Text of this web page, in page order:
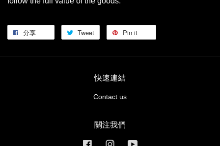
分享 Tweet Pin it
快速連結
Contact us
關注我們
FacebookInstagram